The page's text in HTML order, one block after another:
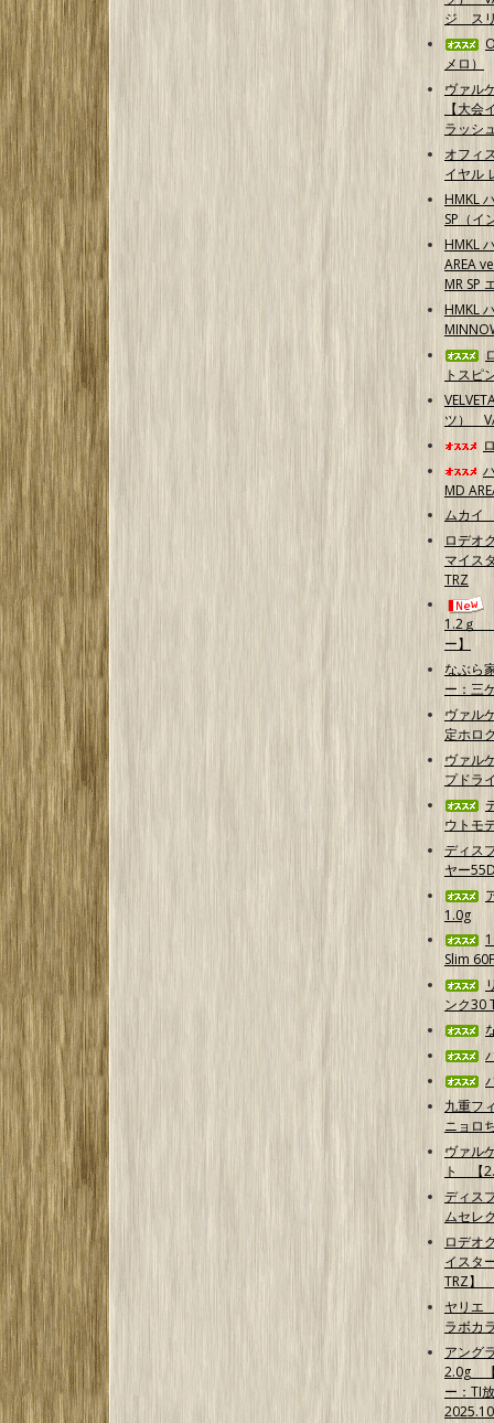
ジ ス
メロ）
ヴァル
【大会
ラッシ
オフィ
イヤル
HMKL
SP（イ
HMKL
AREA
MR SP
HMKL
トスピ
ツ）
MD
ムカイ
ロデオ
マイス
TRZ
1.2ｇ
ー】
なぶら
ー：三
ヴァル
定ホロ
ヴァル
プドラ
ウトモ
ディス
ヤー
1.0g
Slim
ンク30
九重フ
ニョロ
ヴァル
ト 【
ディス
ムセレ
ロデオ
イスタ
TRZ】
ヤリエ
ラボカ
アング
2.0g 【
ー：TI